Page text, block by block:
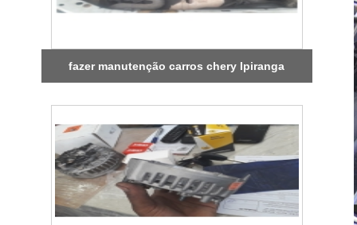
fazer manutenção carros chery Ipiranga